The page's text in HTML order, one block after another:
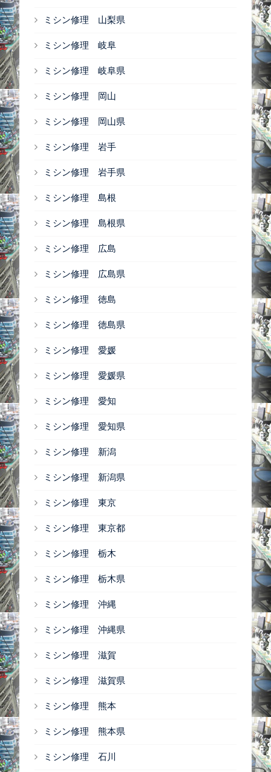
ミシン修理 山梨県
ミシン修理 岐阜
ミシン修理 岐阜県
ミシン修理 岡山
ミシン修理 岡山県
ミシン修理 岩手
ミシン修理 岩手県
ミシン修理 島根
ミシン修理 島根県
ミシン修理 広島
ミシン修理 広島県
ミシン修理 徳島
ミシン修理 徳島県
ミシン修理 愛媛
ミシン修理 愛媛県
ミシン修理 愛知
ミシン修理 愛知県
ミシン修理 新潟
ミシン修理 新潟県
ミシン修理 東京
ミシン修理 東京都
ミシン修理 栃木
ミシン修理 栃木県
ミシン修理 沖縄
ミシン修理 沖縄県
ミシン修理 滋賀
ミシン修理 滋賀県
ミシン修理 熊本
ミシン修理 熊本県
ミシン修理 石川